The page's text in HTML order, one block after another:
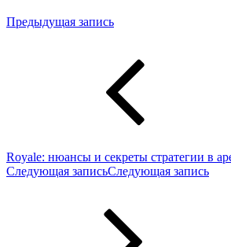
Предыдущая запись
Royale: нюансы и секреты стратегии в
Следующая записьСледующая запись